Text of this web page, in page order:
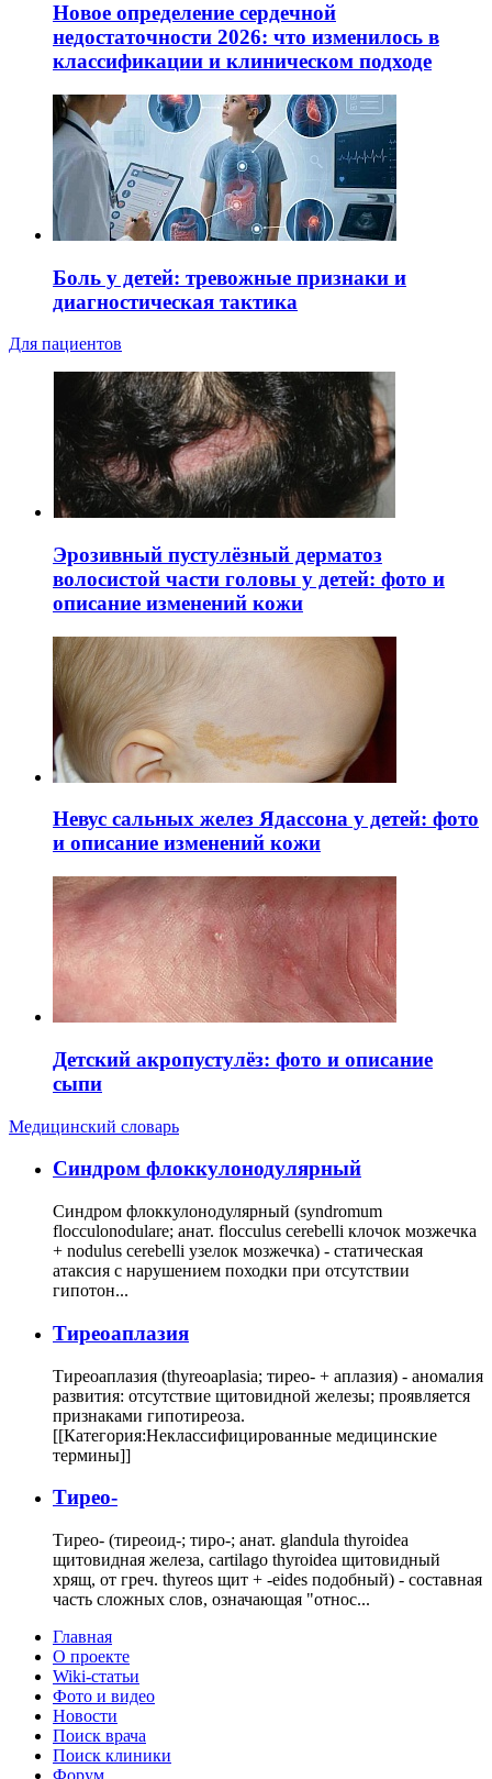
Новое определение сердечной
недостаточности 2026: что изменилось в
классификации и клиническом подходе
Боль у детей: тревожные признаки и
диагностическая тактика
Для пациентов
Эрозивный пустулёзный дерматоз
волосистой части головы у детей: фото и
описание изменений кожи
Невус сальных желез Ядассона у детей: фото
и описание изменений кожи
Детский акропустулёз: фото и описание
сыпи
Медицинский словарь
Cиндром флоккулонодулярный
Синдром флоккулонодулярный (syndromum
flocculonodulare; анат. flocculus cerebelli клочок мозжечка
+ nodulus cerebelli узелок мозжечка) - статическая
атаксия с нарушением походки при отсутствии
гипотон...
Тиреоаплазия
Тиреоаплазия (thyreoaplasia; тирео- + аплазия) - аномалия
развития: отсутствие щитовидной железы; проявляется
признаками гипотиреоза.
[[Категория:Неклассифицированные медицинские
термины]]
Тирео-
Тирео- (тиреоид-; тиро-; анат. glandula thyroidea
щитовидная железа, cartilago thyroidea щитовидный
хрящ, от греч. thyreos щит + -eides подобный) - составная
часть сложных слов, означающая "относ...
Главная
О проекте
Wiki-статьи
Фото и видео
Новости
Поиск врача
Поиск клиники
Форум